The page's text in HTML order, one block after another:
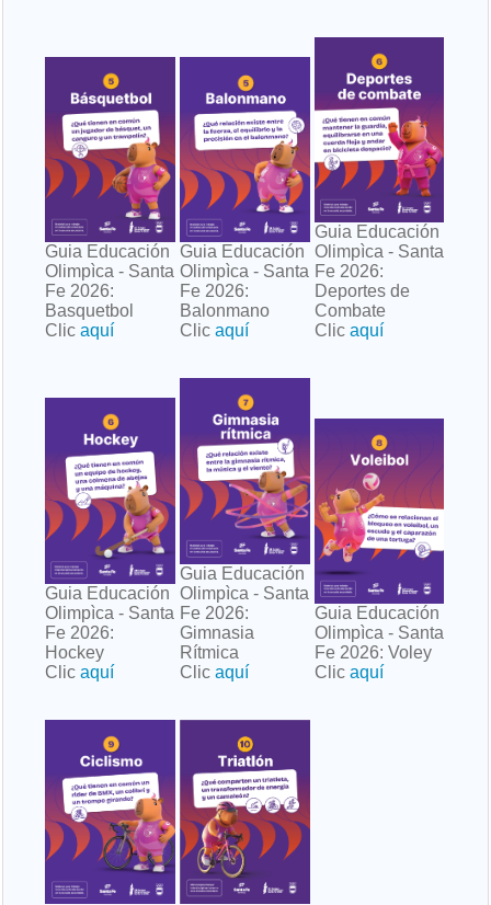
Guia Educación
Olimpìca - Santa
Fe 2026:
Basquetbol
Clic aquí
Guia Educación
Olimpìca - Santa
Fe 2026:
Balonmano
Clic aquí
Guia Educación
Olimpìca - Santa
Fe 2026:
Deportes de
Combate
Clic aquí
Guia Educación
Olimpìca - Santa
Fe 2026:
Hockey
Clic aquí
Guia Educación
Olimpìca - Santa
Fe 2026:
Gimnasia
Rítmica
Clic aquí
Guia Educación
Olimpìca - Santa
Fe 2026: Voley
Clic aquí